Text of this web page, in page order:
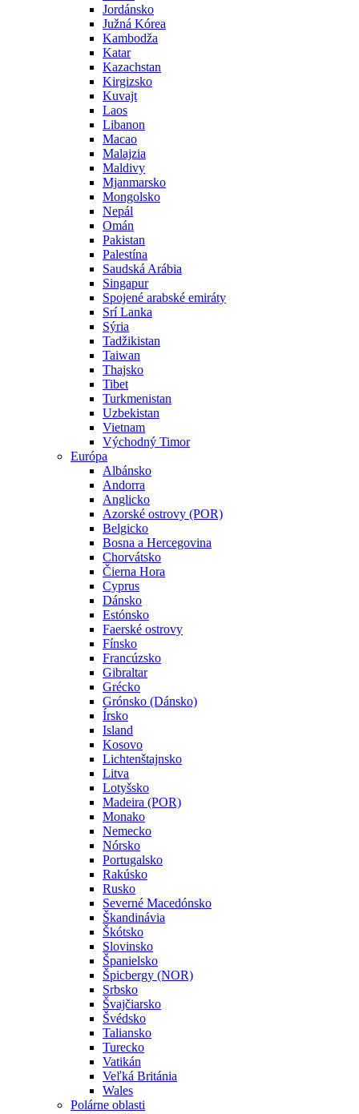
Jordánsko
Južná Kórea
Kambodža
Katar
Kazachstan
Kirgizsko
Kuvajt
Laos
Libanon
Macao
Malajzia
Maldivy
Mjanmarsko
Mongolsko
Nepál
Omán
Pakistan
Palestína
Saudská Arábia
Singapur
Spojené arabské emiráty
Srí Lanka
Sýria
Tadžikistan
Taiwan
Thajsko
Tibet
Turkmenistan
Uzbekistan
Vietnam
Východný Timor
Európa
Albánsko
Andorra
Anglicko
Azorské ostrovy (POR)
Belgicko
Bosna a Hercegovina
Chorvátsko
Čierna Hora
Cyprus
Dánsko
Estónsko
Faerské ostrovy
Fínsko
Francúzsko
Gibraltar
Grécko
Grónsko (Dánsko)
Írsko
Island
Kosovo
Lichtenštajnsko
Litva
Lotyšsko
Madeira (POR)
Monako
Nemecko
Nórsko
Portugalsko
Rakúsko
Rusko
Severné Macedónsko
Škandinávia
Škótsko
Slovinsko
Španielsko
Špicbergy (NOR)
Srbsko
Švajčiarsko
Švédsko
Taliansko
Turecko
Vatikán
Veľká Británia
Wales
Polárne oblasti